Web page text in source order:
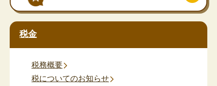
税金
税務概要
税についてのお知らせ